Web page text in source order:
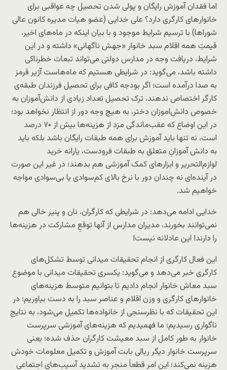
اما فقدان آموزش رایگان و پولی شدن تحصیل چه عواقبی برای
خانوارهای کارگری دارد؟ علی خدایی (عضو هیات مدیره کانون عالی
شوراها) با ترسیم شرایط موجود و با بیان اینکه در ماه‌های اخیر،
قیمتِ همه اقلام سبد خانوار «جهش ناگهانی» داشته و در این
شرایط، دریافت وجه در مدارس دولتی می‌تواند تبعات خطرناکی
داشته باشد، می‌گوید: در شرایطی هستیم که ماه‌هاست آژیر قرمز
به صدا درآمده است؛ اگر بودجه کافی برای تحصیل فرزندان طبقه‌ی
کارگر اختصاص ندهند، ترک تحصیل تعداد زیادی از دانش‌آموزان به
خصوص دانش‌اموزانِ دختر، به هیچ وجه دور از انتظار نخواهد بود؛
در این اوضاع که عقب‌ماندگی مزد از هزینه‌ها بیش از ۷۰ درصد
است، نه تنها باید آموزش برای همه طبقات رایگان باشد بلکه باید
به دانش آموزانِ متعلق به طبقات فرودست، یارانه خرید
لوازم‌التحریر و ابزارهای کمک آموزشی هم بدهند؛ در غیر این صورت
در آینده‌ای نه چندان دور با نرخ بالای کم‌سوادی یا بی‌سوادی مواجه
خواهیم شد.
خدایی ادامه می‌دهد: در شرایطی که کارگران، نان و پنیر خالی هم
نمی‌توانند بخورند، مدیران مدارس از آنها توقعِ مشارکت در هزینه‌ها
را دارند! این عادلانه نیست!
این فعال کارگری از انجام تحقیقات میدانی توسط تشکل‌های
کارگری خبر می‌دهد و می‌گوید: یکسری تحقیقات میدانی با موضوع
سبد معاش خانوار انجام دادیم تا بتوانیم متوسط هزینه‌های
خانوارهای کارگری و وزن اقلام و عناصر سبد را به دست بیاوریم؛ در
این تحقیقات که با نظرسنجی از خانواده‌ها تکمیل می‌شود، به نتایج
ناگواری رسیدیم؛ ما فهمیدیم که هزینه‌های آموزشی سرپرست
خانوار به طور کامل از سبد معیشت کارگران حذف شده؛ یعنی
سرپرست خانوار دیگر ریالی بابت آموزش و تکمیل معلومات خودش
هزینه نمی‌کند؛ این امر قطعاً منجر به تشدید آسیب‌های اجتماعی